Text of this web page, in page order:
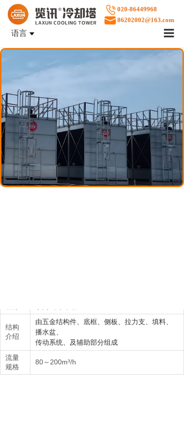
语言
020-86449968
86202002@163.com
结构
介绍
由五金结构件、底框、侧板、拉力支、填料、
播水盆、
传动系统、及辅助部分组成
流量
规格
80～200m³/h